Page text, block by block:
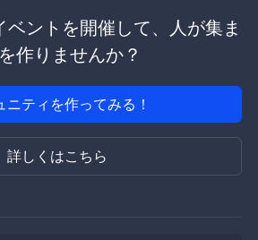
ントを開催して、人が集ま
作りませんか？
ニティを作ってみる！
詳しくはこちら